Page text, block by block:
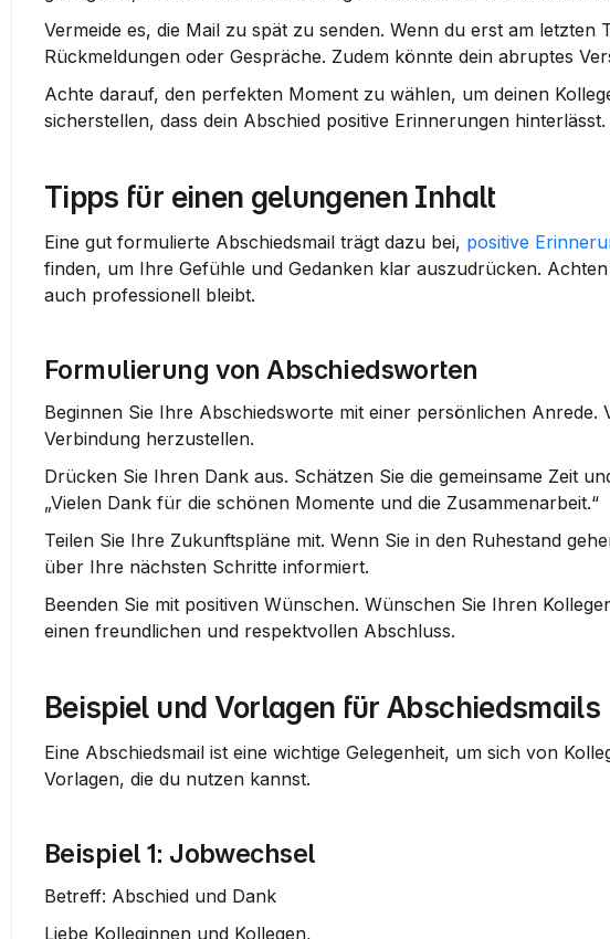
Vermeide es, die Mail zu spät zu senden. Wenn du erst am
Rückmeldungen oder Gespräche. Zudem könnte dein abruptes
Achte darauf, den perfekten Moment zu wählen, um deinen
sicherstellen, dass dein Abschied positive Erinnerungen hinterlässt.
Tipps für einen gelungenen Inhalt
Eine gut formulierte Abschiedsmail trägt dazu bei, positive
finden, um Ihre Gefühle und Gedanken klar auszudrücken.
auch professionell bleibt.
Formulierung von Abschiedsworten
Beginnen Sie Ihre Abschiedsworte mit einer persönlichen Anrede.
Verbindung herzustellen.
Drücken Sie Ihren Dank aus. Schätzen Sie die gemeinsame Zeit
„Vielen Dank für die schönen Momente und die Zusammenarbeit.“
Teilen Sie Ihre Zukunftspläne mit. Wenn Sie in den Ruhestand
über Ihre nächsten Schritte informiert.
Beenden Sie mit positiven Wünschen. Wünschen Sie Ihren
einen freundlichen und respektvollen Abschluss.
Beispiel und Vorlagen für Abschiedsmails
Eine Abschiedsmail ist eine wichtige Gelegenheit, um sich von
Vorlagen, die du nutzen kannst.
Beispiel 1: Jobwechsel
Betreff: Abschied und Dank
Liebe Kolleginnen und Kollegen,